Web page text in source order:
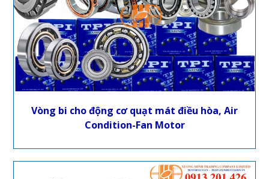
Vòng bi cho động cơ quạt mát điều hòa, Air
Condition-Fan Motor